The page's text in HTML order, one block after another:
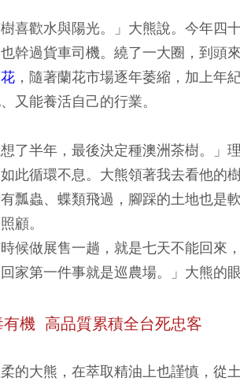
樹喜歡水與陽光。」大熊說。今年
幹過貨車司機。繞了一大圈，到頭
，隨著蘭花市場逐年萎縮，加上年
又能養活自己的行業。
想了半年，最後決定種澳洲茶樹。
此循環不息。大熊領著我去看他的
瓢蟲、蝶類飛過，腳踩的土地也是
顧。
時候做展售一趟，就是七天不能回
家第一件事就是巡農場。」大熊的眼
有機 高品質累積全台死忠客
的大熊，在萃取精油上也謹慎，從